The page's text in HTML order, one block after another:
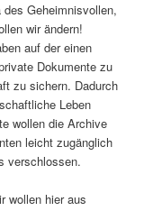
Geheimnisvollen,
wir ändern!
auf der einen
Dokumente zu
zu sichern. Dadurch
Leben
wollen die Archive
leicht zugänglich
verschlossen.
wollen hier aus